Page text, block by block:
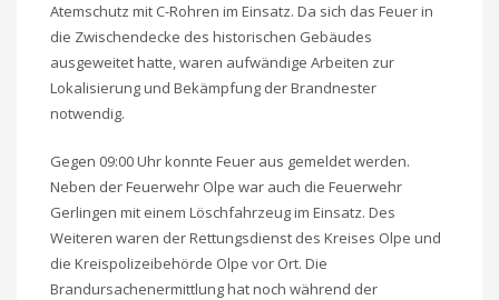
Atemschutz mit C-Rohren im Einsatz. Da sich das Feuer in
die Zwischendecke des historischen Gebäudes
ausgeweitet hatte, waren aufwändige Arbeiten zur
Lokalisierung und Bekämpfung der Brandnester
notwendig.
Gegen 09:00 Uhr konnte Feuer aus gemeldet werden.
Neben der Feuerwehr Olpe war auch die Feuerwehr
Gerlingen mit einem Löschfahrzeug im Einsatz. Des
Weiteren waren der Rettungsdienst des Kreises Olpe und
die Kreispolizeibehörde Olpe vor Ort. Die
Brandursachenermittlung hat noch während der